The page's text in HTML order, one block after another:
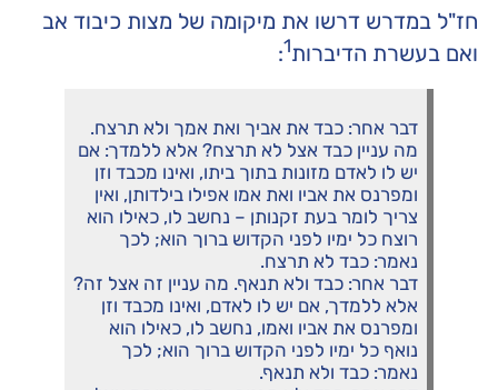
חז"ל במדרש דרשו את מיקומה של מצות כיבוד אב
ואם בעשרת הדיברות1
:
דבר אחר: כבד את אביך ואת אמך ולא תרצח.
מה עניין כבד אצל לא תרצח? אלא ללמדך: אם
יש לו לאדם מזונות בתוך ביתו, ואינו מכבד וזן
ומפרנס את אביו ואת אמו אפילו בילדותן, ואין
צריך לומר בעת זקנותן – נחשב לו, כאילו הוא
רוצח כל ימיו לפני הקדוש ברוך הוא; לכך
נאמר: כבד לא תרצח.
דבר אחר: כבד ולא תנאף. מה עניין זה אצל זה?
אלא ללמדך, אם יש לו לאדם, ואינו מכבד וזן
ומפרנס את אביו ואמו, נחשב לו, כאילו הוא
נואף כל ימיו לפני הקדוש ברוך הוא; לכך
נאמר: כבד ולא תנאף.